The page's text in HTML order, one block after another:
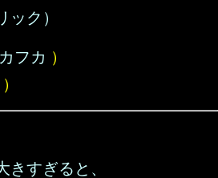
ック）
フカ ）
）
きすぎると、